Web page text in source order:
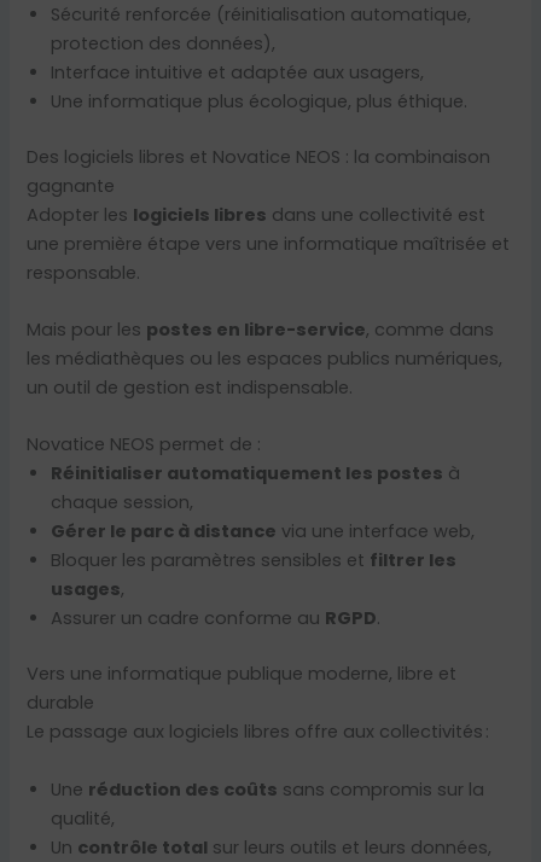
Sécurité renforcée (réinitialisation automatique,
protection des données),
Interface intuitive et adaptée aux usagers,
Une informatique plus écologique, plus éthique.
Des logiciels libres et Novatice NEOS : la combinaison
gagnante
Adopter les logiciels libres dans une collectivité est
une première étape vers une informatique maîtrisée et
responsable.
Mais pour les postes en libre-service, comme dans
les médiathèques ou les espaces publics numériques,
un outil de gestion est indispensable.
Novatice NEOS permet de :
Réinitialiser automatiquement les postes à
chaque session,
Gérer le parc à distance via une interface web,
Bloquer les paramètres sensibles et filtrer les
usages,
Assurer un cadre conforme au RGPD.
Vers une informatique publique moderne, libre et
durable
Le passage aux logiciels libres offre aux collectivités :
Une réduction des coûts sans compromis sur la
qualité,
Un contrôle total sur leurs outils et leurs données,